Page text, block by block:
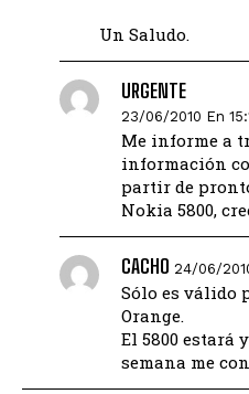
Un Saludo.
URGENTE
23/06/2010 En
Me informe a
información
partir de
Nokia 5800,
CACHO 24/06/
Sólo es válido
Orange.
El 5800 estará
semana me